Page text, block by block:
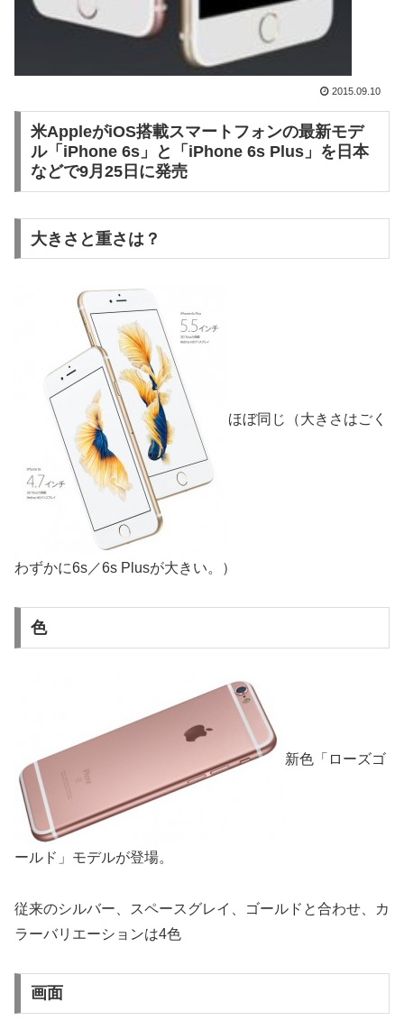
2015.09.10
米AppleがiOS搭載スマートフォンの最新モデ
ル「iPhone 6s」と「iPhone 6s Plus」を日本
などで9月25日に発売
大きさと重さは？
ほぼ同じ（大きさはごく
わずかに6s／6s Plusが大きい。）
色
新色「ローズゴ
ールド」モデルが登場。
従来のシルバー、スペースグレイ、ゴールドと合わせ、カ
ラーバリエーションは4色
画面